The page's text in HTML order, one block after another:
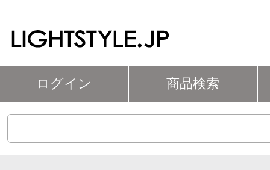
ログイン 商品検索